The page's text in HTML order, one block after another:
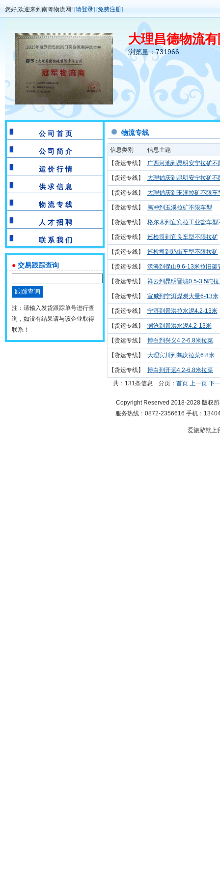
您好,欢迎来到南粤物流网! [请登录] [免费注册]
大理昌德物流
浏览量：731966
公 司 首 页
公 司 简 介
运 价 行 情
供 求 信 息
物 流 专 线
人 才 招 聘
联 系 我 们
● 交易跟踪查询
注：请输入发货跟踪单号进行查
询，如没有结果请与该企业取得
联系！
物流专线
信息类别
信息主题
【货运专线】
广西河池到昆明安宁拉矿不
【货运专线】 大理鹤庆到昆明安宁拉矿不
【货运专线】 大理鹤庆到玉溪拉矿不限车
【货运专线】 腾冲到玉溪拉矿不限车型
【货运专线】 格尔木到宜宾拉工业盐车
【货运专线】 巡检司到宜良车型不限拉矿
【货运专线】 巡检司到鸡街车型不限拉矿
【货运专线】 漾濞到保山9.6-13米拉旧架
【货运专线】 祥云到昆明晋城0.5-3.5吨
【货运专线】 宣威到宁洱煤炭大量6-13米
【货运专线】 宁洱到景洪拉水泥4.2-13米
【货运专线】 澜沧到景洪水泥4.2-13米
【货运专线】 博白到兴义4.2-6.8米拉菜
【货运专线】 大理宾川到鹤庆拉菜6.8米
【货运专线】
博白到开远4.2-6.8米拉菜
共：131条信息
分页： 首页 上一页 下
Copyright Reserved 2018-2028 版权
服务热线：0872-2356616 手机：
爱旅游就上